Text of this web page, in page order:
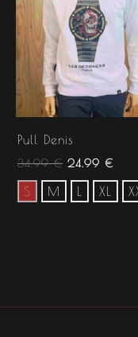
Pull Denis
34.99€ 24.99 €
S M L XL